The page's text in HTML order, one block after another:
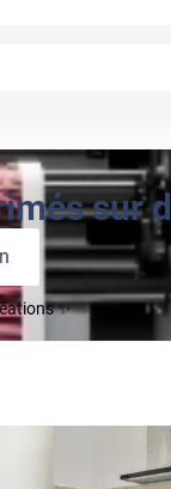
sur
✨